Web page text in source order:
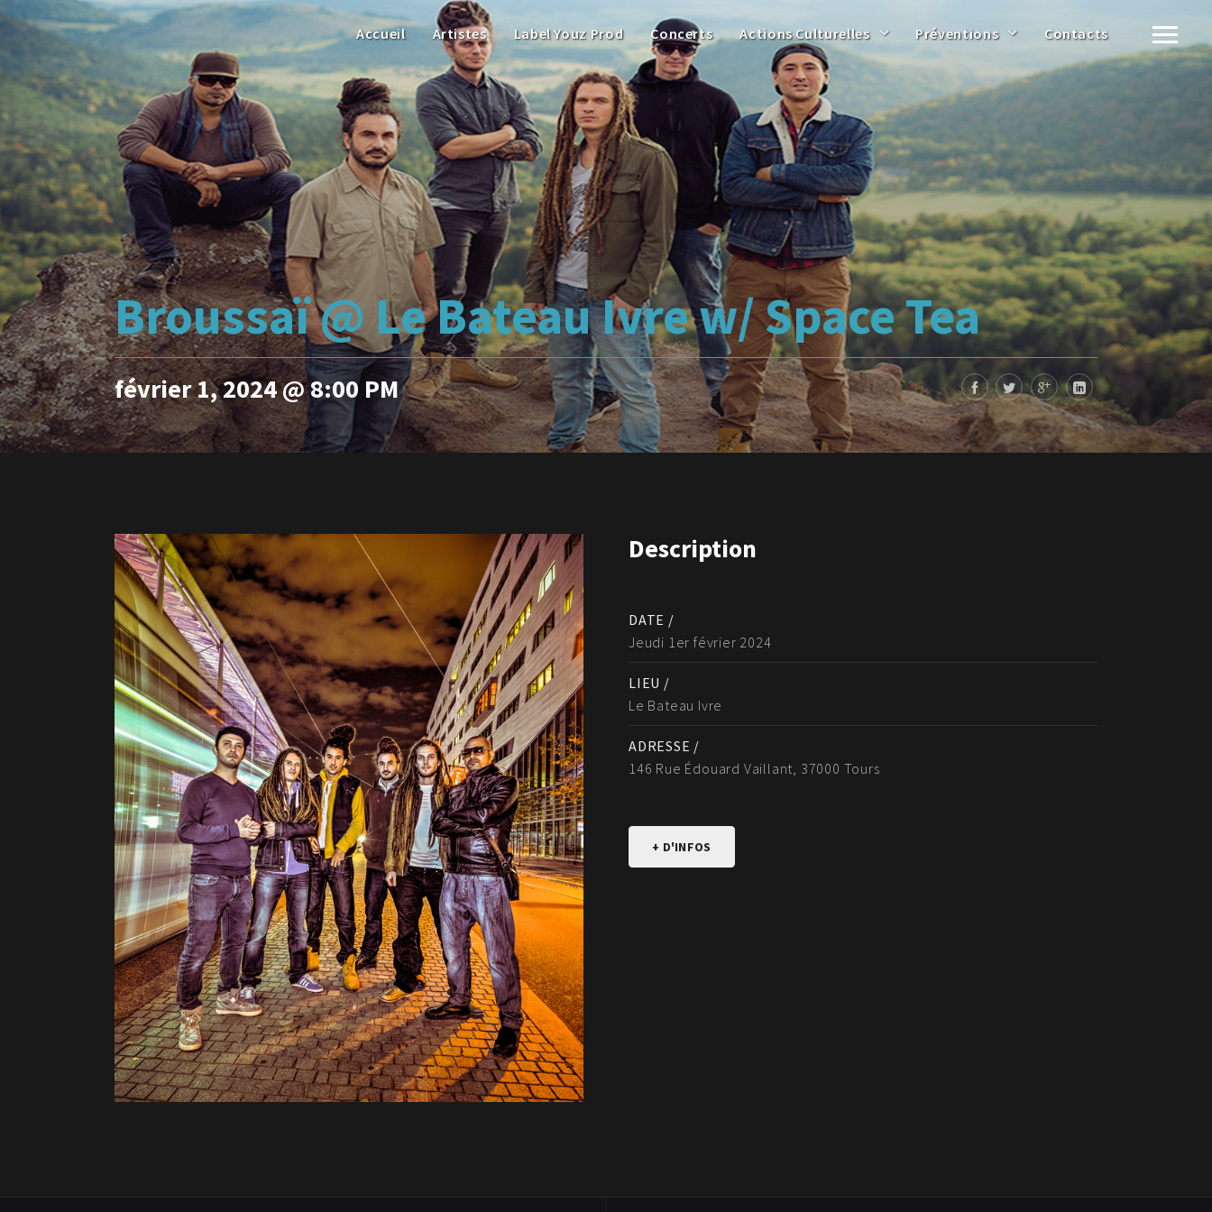
Accueil Artistes Label Youz Prod Concerts Actions Culturelles Préventions Contacts
Broussaï @ Le Bateau Ivre w/ Space Tea
février 1, 2024 @ 8:00 PM
Description
DATE /
Jeudi 1er février 2024
LIEU /
Le Bateau Ivre
ADRESSE /
146 Rue Édouard Vaillant, 37000 Tours
+ D'INFOS